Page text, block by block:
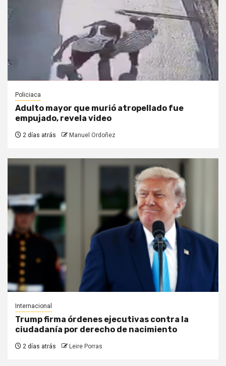
Policiaca
Adulto mayor que murió atropellado fue
empujado, revela video
2 días atrás Manuel Ordoñez
Internacional
Trump firma órdenes ejecutivas contra la
ciudadanía por derecho de nacimiento
2 días atrás Leire Porras